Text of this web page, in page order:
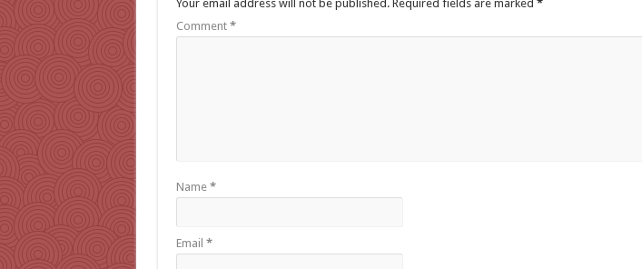
Your email address will not be published. Required fields are marked *
Comment *
Name *
Email *